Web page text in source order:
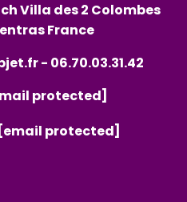
Villa des 2 Colombes
France
- 06.70.03.31.42
protected]
[email protected]